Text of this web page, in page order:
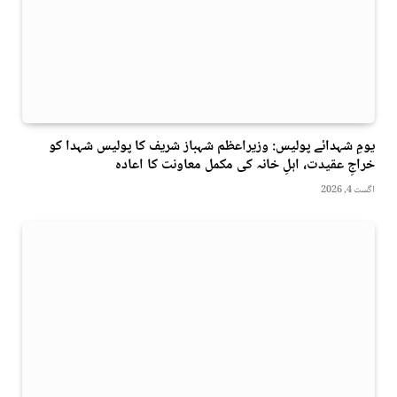
یومِ شہدائے پولیس: وزیراعظم شہباز شریف کا پولیس شہدا کو
خراجِ عقیدت، اہلِ خانہ کی مکمل معاونت کا اعادہ
اگست 4, 2026